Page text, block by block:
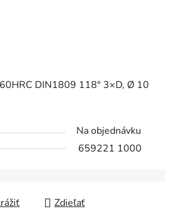
DIN1809 118° 3×D, Ø 10
Na objednávku
659221 1000
Zdieľať